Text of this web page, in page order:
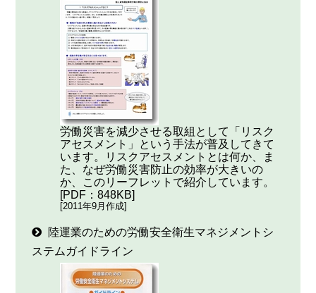
労働災害を減少させる取組として「リスク
アセスメント」という手法が普及してきて
います。リスクアセスメントとは何か、ま
た、なぜ労働災害防止の効率が大きいの
か、このリーフレットで紹介しています。
[PDF：848KB]
[2011年9月作成]
陸運業のための労働安全衛生マネジメントシ
ステムガイドライン